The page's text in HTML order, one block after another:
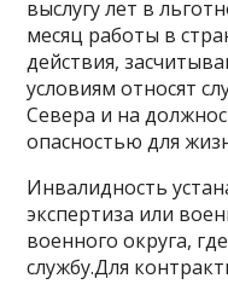
выслугу лет в
месяц работы в
действия,
условиям относят
Севера и на
опасностью для
Инвалидность
экспертиза или
военного округа,
службу.Для